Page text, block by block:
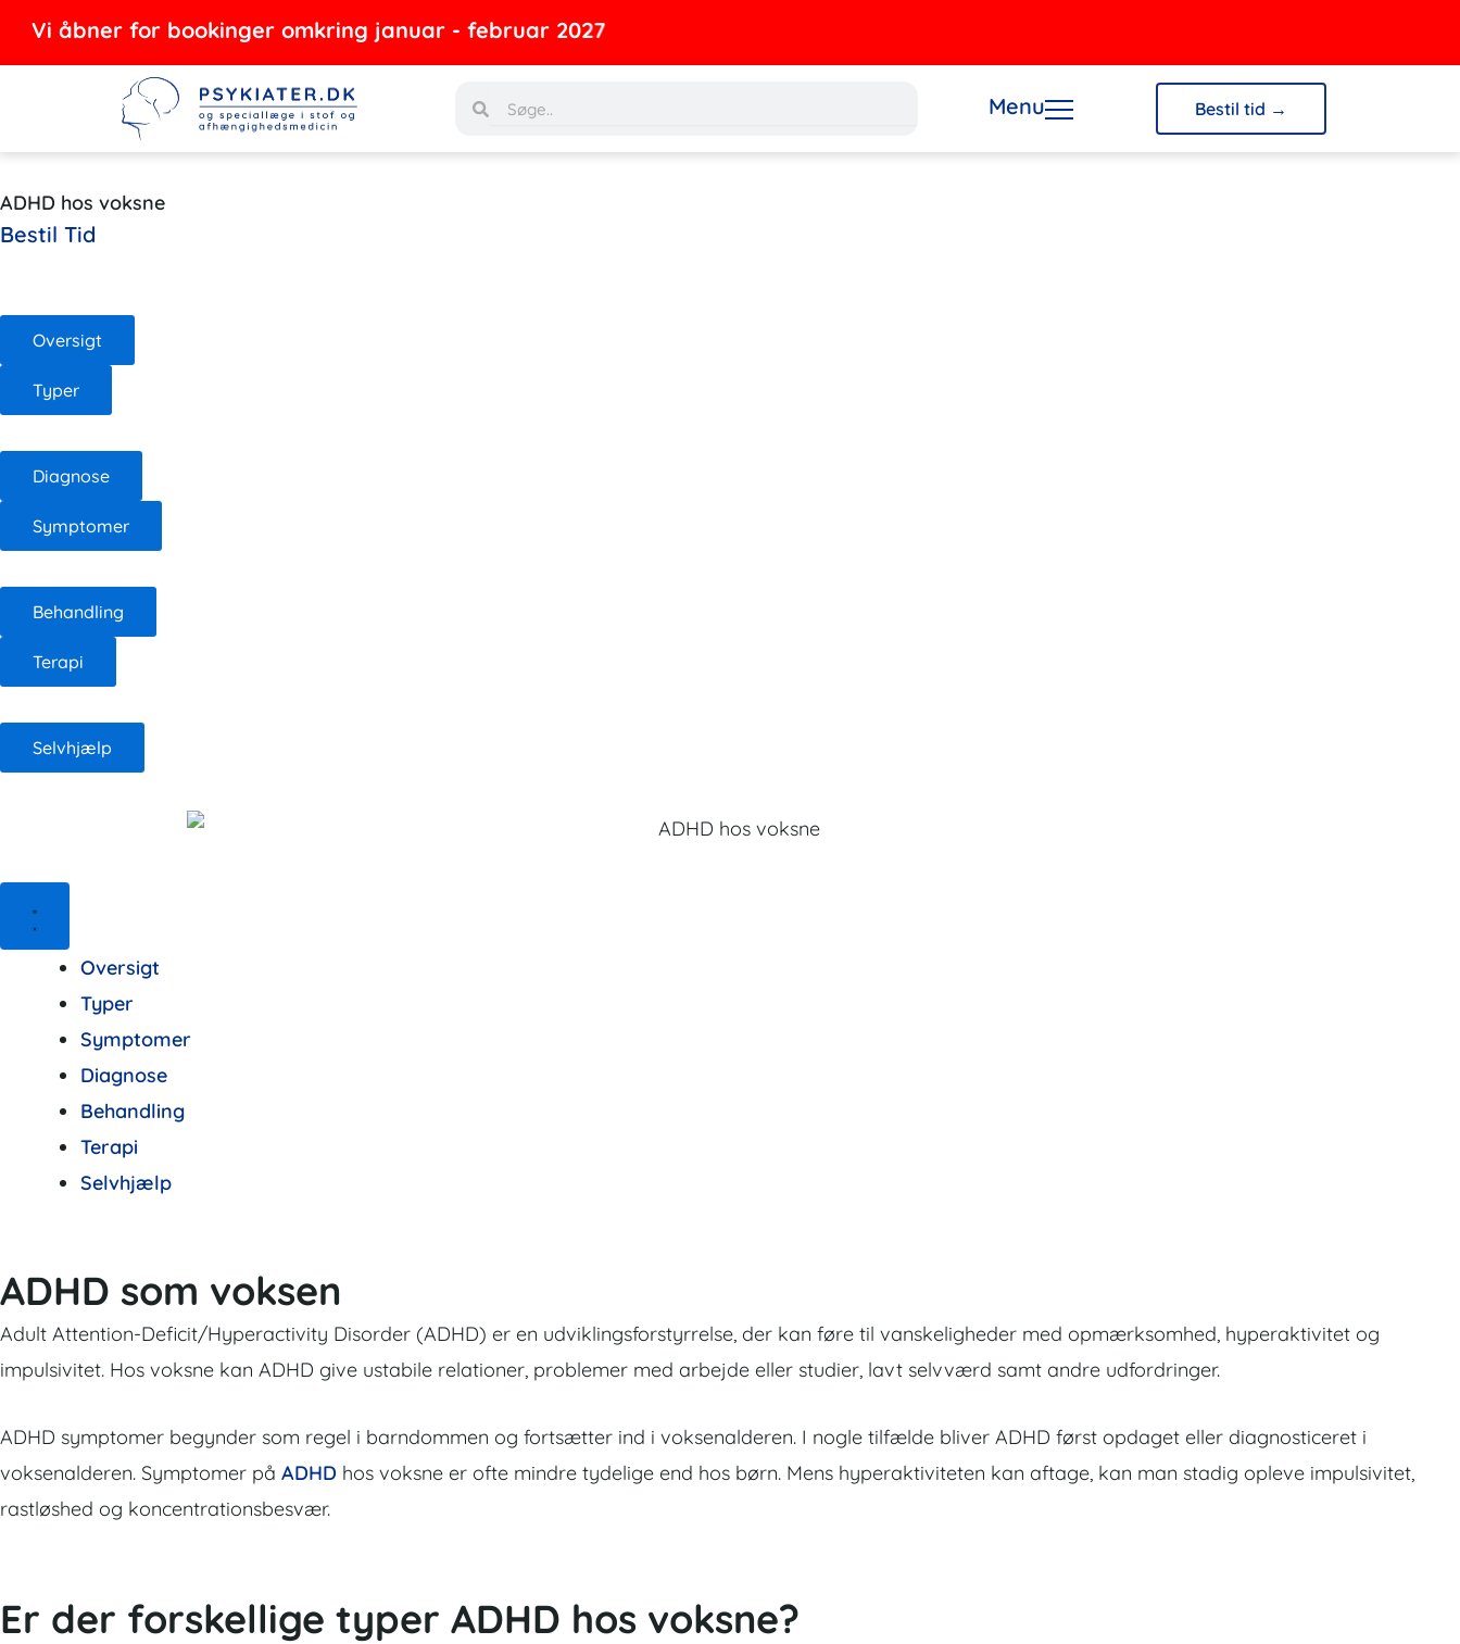
for bookinger omkring januar - februar 2027
Menu Bestil tid →
ADHD hos voksne
Bestil Tid
Oversigt
Typer
Diagnose
Symptomer
Behandling
Terapi
Selvhjælp
Oversigt
Typer
Symptomer
Diagnose
Behandling
Terapi
Selvhjælp
ADHD som voksen
Adult Attention-Deficit/Hyperactivity Disorder (ADHD) er en udviklingsforstyrrelse, der kan føre til vanskeligheder med opmærksomhed, hyperaktivitet og
impulsivitet. Hos voksne kan ADHD give ustabile relationer, problemer med arbejde eller studier, lavt selvværd samt andre udfordringer.
ADHD symptomer begynder som regel i barndommen og fortsætter ind i voksenalderen. I nogle tilfælde bliver ADHD først opdaget eller diagnosticeret i
voksenalderen. Symptomer på ADHD hos voksne er ofte mindre tydelige end hos børn. Mens hyperaktiviteten kan aftage, kan man stadig opleve impulsivitet,
rastløshed og koncentrationsbesvær.
Er der forskellige typer ADHD hos voksne?